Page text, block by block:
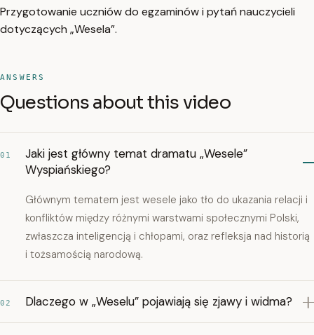
Przygotowanie uczniów do egzaminów i pytań nauczycieli
dotyczących „Wesela”.
ANSWERS
Questions about this video
01
Jaki jest główny temat dramatu „Wesele”
Wyspiańskiego?
Głównym tematem jest wesele jako tło do ukazania relacji i
konfliktów między różnymi warstwami społecznymi Polski,
zwłaszcza inteligencją i chłopami, oraz refleksja nad historią
i tożsamością narodową.
02 Dlaczego w „Weselu” pojawiają się zjawy i widma?